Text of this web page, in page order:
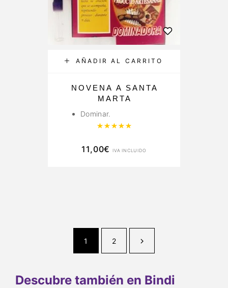
AÑADIR AL CARRITO
NOVENA A SANTA
MARTA
Dominar.
Valorado con
11,00€ IVA INCLUIDO
1 2
Descubre también en Bindi